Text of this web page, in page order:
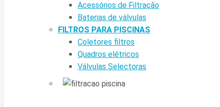
Acessórios de Filtração
Baterias de válvulas
FILTROS PARA PISCINAS
Coletores filtros
Quadros elétricos
Válvulas Selectoras